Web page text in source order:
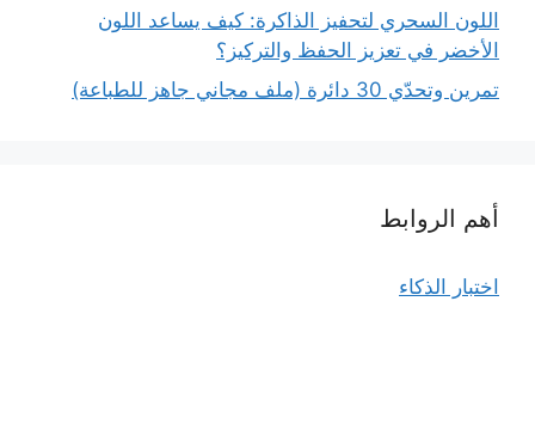
اللون السحري لتحفيز الذاكرة: كيف يساعد اللون
الأخضر في تعزيز الحفظ والتركيز؟
تمرين وتحدّي 30 دائرة (ملف مجاني جاهز للطباعة)
أهم الروابط
اختبار الذكاء